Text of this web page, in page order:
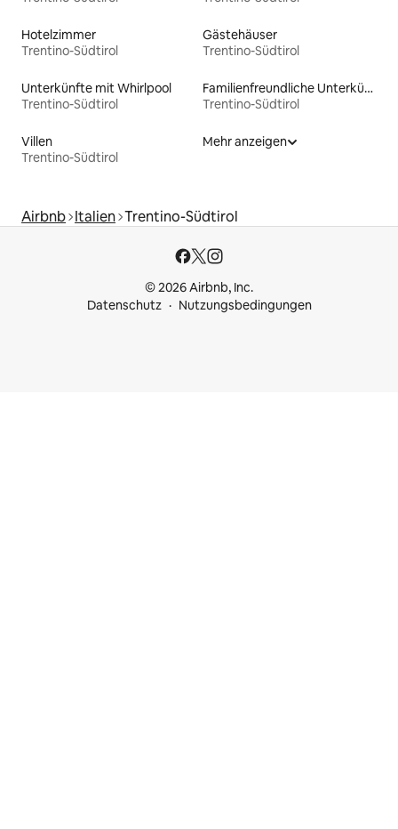
Hotelzimmer
Trentino-Südtirol
Gästehäuser
Trentino-Südtirol
Unterkünfte mit Whirlpool
Trentino-Südtirol
Familienfreundliche Unterkünfte
Trentino-Südtirol
Villen
Trentino-Südtirol
Mehr anzeigen
Airbnb Italien Trentino-Südtirol
© 2026 Airbnb, Inc.
Datenschutz
Nutzungsbedingungen